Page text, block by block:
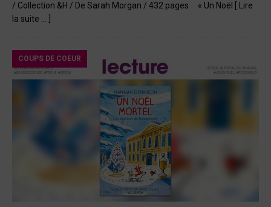
/ Collection &H / De Sarah Morgan / 432 pages « Un Noël
[ Lire
la suite … ]
COUPS DE COEUR